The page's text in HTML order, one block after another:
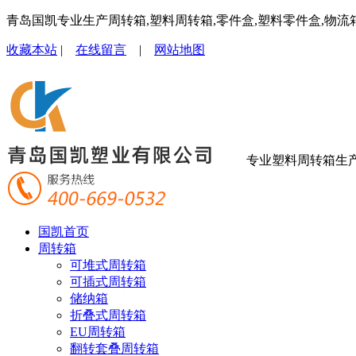
青岛国凯专业生产周转箱,塑料周转箱,零件盒,塑料零件盒,物流
收藏本站 | 在线留言 | 网站地图
专业塑料周转箱生
国凯首页
周转箱
可堆式周转箱
可插式周转箱
储纳箱
折叠式周转箱
EU周转箱
翻转套叠周转箱